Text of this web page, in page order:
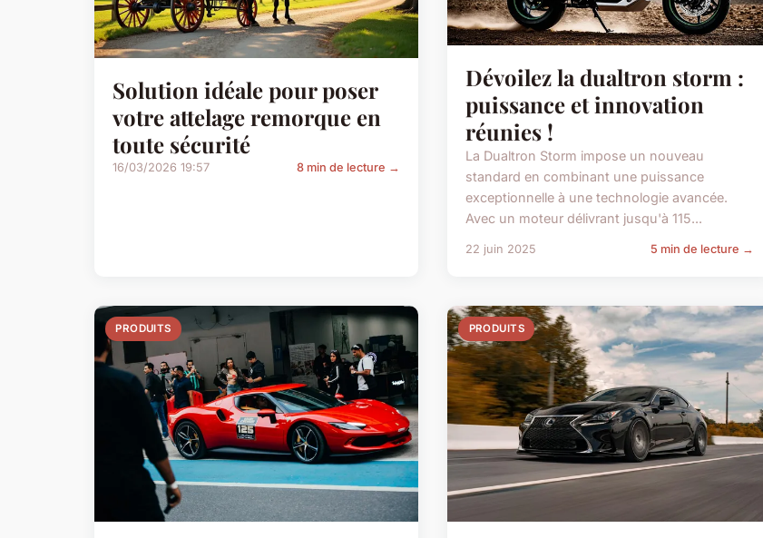
Solution idéale pour poser
votre attelage remorque en
toute sécurité
16/03/2026 19:57 8 min de lecture →
Dévoilez la dualtron storm :
puissance et innovation
réunies !
La Dualtron Storm impose un nouveau
standard en combinant une puissance
exceptionnelle à une technologie avancée.
Avec un moteur délivrant jusqu'à 115...
22 juin 2025 5 min de lecture →
PRODUITS PRODUITS